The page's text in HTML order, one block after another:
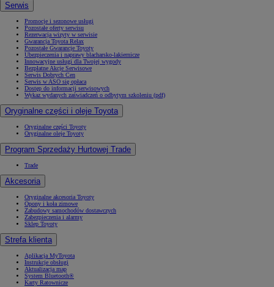
Serwis
Promocje i sezonowe usługi
Pozostałe oferty serwisu
Rezerwacja wizyty w serwisie
Gwarancja Toyota Relax
Pozostałe Gwarancje Toyoty
Ubezpieczenia i naprawy blacharsko-lakiernicze
Innowacyjne usługi dla Twojej wygody
Bezpłatne Akcje Serwisowe
Serwis Dobrych Cen
Serwis w ASO się opłaca
Dostęp do informacji serwisowych
Wykaz wydanych zaświadczeń o odbytym szkoleniu (pdf)
Oryginalne części i oleje Toyota
Oryginalne części Toyoty
Oryginalne oleje Toyoty
Program Sprzedaży Hurtowej Trade
Trade
Akcesoria
Oryginalne akcesoria Toyoty
Opony i koła zimowe
Zabudowy samochodów dostawczych
Zabezpieczenia i alarmy
Sklep Toyoty
Strefa klienta
Aplikacja MyToyota
Instrukcje obsługi
Aktualizacja map
System Bluetooth®
Karty Ratownicze